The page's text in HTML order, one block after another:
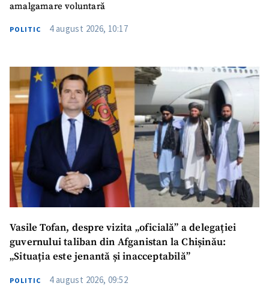
amalgamare voluntară
POLITIC 4 august 2026, 10:17
Vasile Tofan, despre vizita „oficială” a delegației
guvernului taliban din Afganistan la Chișinău:
„Situația este jenantă și inacceptabilă”
POLITIC 4 august 2026, 09:52